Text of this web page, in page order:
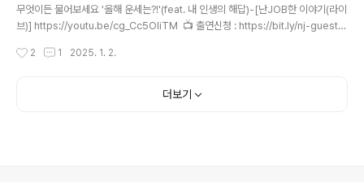
━..
무엇이든 물어보세요 '올해 운세는?!'(feat. 내 인생의 해답)-[난JOB한 이야기(라이
브)] https://youtu.be/cg_Cc5OliTM 📺 출연신청 : https://bit.ly/nj-guest
r📚 사람을 좋아하는 헤드헌터 책 : https://bit.ly/book-NJ💵 후원계좌 : 하나은
━━━━━━━👆구독과 👍좋아요 🔔알림설정 🙏부탁드립니다.━━━━━━
2 1 2025. 1. 2.
더보기